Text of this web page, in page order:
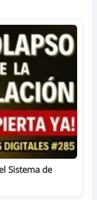
Sistema de